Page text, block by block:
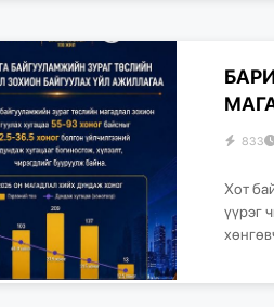
833
​Хот
үүрэг